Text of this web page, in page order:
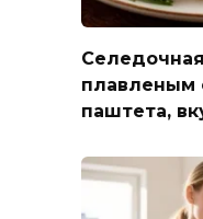
плавленым
паштета,